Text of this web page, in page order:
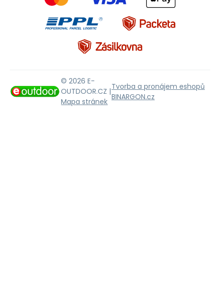
© 2026 E-
OUTDOOR.CZ |
Mapa stránek
Tvorba a pronájem eshopů
BINARGON.cz